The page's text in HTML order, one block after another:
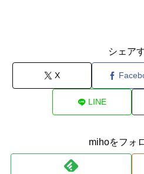
シェア
X
LINE
mihoをフォ